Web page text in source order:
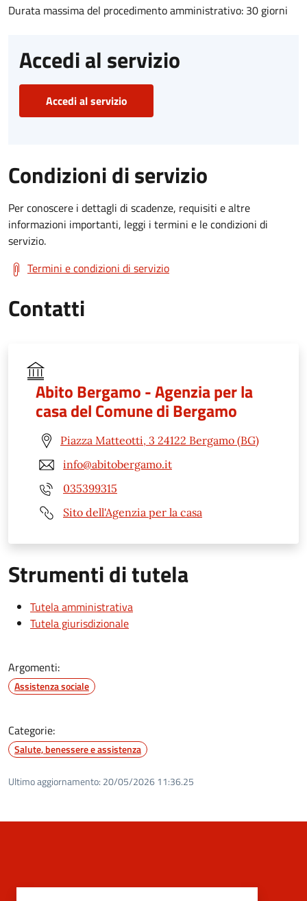
Durata massima del procedimento amministrativo: 30 giorni
Accedi al servizio
Accedi al servizio
Condizioni di servizio
Per conoscere i dettagli di scadenze, requisiti e altre
informazioni importanti, leggi i termini e le condizioni di
servizio.
Termini e condizioni di servizio
Contatti
Abito Bergamo - Agenzia per la
casa del Comune di Bergamo
Piazza Matteotti, 3 24122 Bergamo (BG)
info@abitobergamo.it
035399315
Sito dell'Agenzia per la casa
Strumenti di tutela
Tutela amministrativa
Tutela giurisdizionale
Argomenti:
Assistenza sociale
Categorie:
Salute, benessere e assistenza
Ultimo aggiornamento: 20/05/2026 11:36.25